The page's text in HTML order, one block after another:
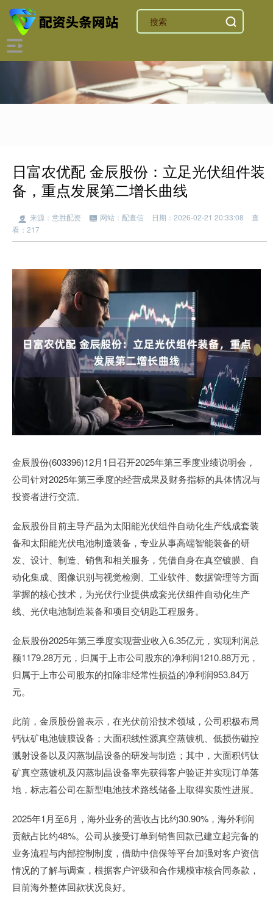
日富农优配 金辰股份：立足光伏组件装
备，重点发展第二增长曲线
来源：意胜配资 网站：配查信 日期：2026-02-21 20:33:08
查
看：217
金辰股份(603396)12月1日召开2025年第三季度业绩说明会，
公司针对2025年第三季度的经营成果及财务指标的具体情况与
投资者进行交流。
金辰股份目前主导产品为太阳能光伏组件自动化生产线成套装
备和太阳能光伏电池制造装备，专业从事高端智能装备的研
发、设计、制造、销售和相关服务，凭借自身在真空镀膜、自
动化集成、图像识别与视觉检测、工业软件、数据管理等方面
掌握的核心技术，为光伏行业提供成套光伏组件自动化生产
线、光伏电池制造装备和项目交钥匙工程服务。
金辰股份2025年第三季度实现营业收入6.35亿元，实现利润总
额1179.28万元，归属于上市公司股东的净利润1210.88万元，
归属于上市公司股东的扣除非经常性损益的净利润953.84万
元。
此前，金辰股份曾表示，在光伏前沿技术领域，公司积极布局
钙钛矿电池镀膜设备；大面积线性源真空蒸镀机、低损伤磁控
溅射设备以及闪蒸制晶设备的研发与制造；其中，大面积钙钛
矿真空蒸镀机及闪蒸制晶设备率先获得客户验证并实现订单落
地，标志着公司在新型电池技术路线储备上取得实质性进展。
2025年1月至6月，海外业务的营收占比约30.90%，海外利润
贡献占比约48%。公司从接受订单到销售回款已建立起完备的
业务流程与内部控制制度，借助中信保等平台加强对客户资信
情况的了解与调查，根据客户评级和合作规模审核合同条款，
目前海外整体回款状况良好。